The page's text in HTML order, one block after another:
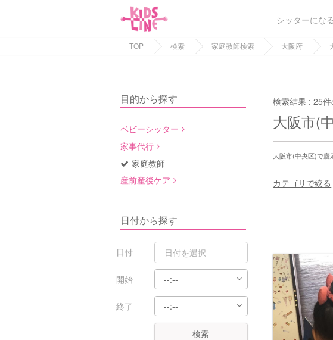
シッターになる
TOP 検索 家庭教師検索 大阪府
目的から探す
ベビーシッター
家事代行
家庭教師
産前産後ケア
日付から探す
日付
開始
終了
検索
検索結果 :25
大阪市(
大阪市(中央区)で慶
カテゴリで絞る